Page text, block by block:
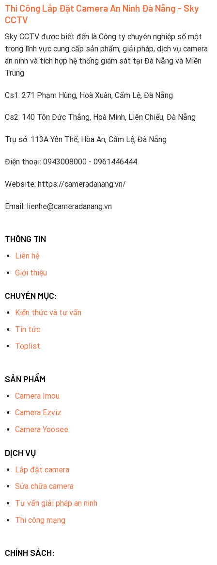
trực
tiếp
thoại
pin
dưới
2
tiếng
Thi Công Lắp Đặt Camera An Ninh Đà Nẵng - Sky
CCTV
Sky CCTV được biết đến là Công ty chuyên nghiệp số một
trong lĩnh vực cung cấp sản phẩm, giải pháp, dịch vụ camera
an ninh và tích hợp hệ thống giám sát tại Đà Nẵng và Miền
Trung
Cs1: 271 Phạm Hùng, Hoà Xuân, Cẩm Lệ, Đà Nẵng
Cs2: 140 Tôn Đức Thắng, Hoà Minh, Liên Chiểu, Đà Nẵng
Trụ sở: 113A Yên Thế, Hòa An, Cẩm Lệ, Đà Nẵng
Điện thoại: 0943008000 - 0961446444
Website: https://cameradanang.vn/
Email: lienhe@cameradanang.vn
THÔNG TIN
Liên hệ
Giới thiệu
CHUYÊN MỤC:
Kiến thức và tư vấn
Tin tức
Toplist
SẢN PHẨM
Camera Imou
Camera Ezviz
Camera Yoosee
DỊCH VỤ
Lắp đặt camera
Sửa chữa camera
Tư vấn giải pháp an ninh
Thi công mạng
CHÍNH SÁCH: